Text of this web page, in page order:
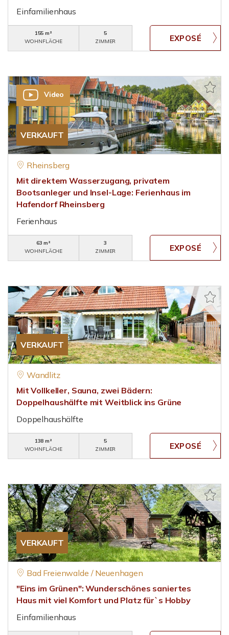
Einfamilienhaus
155 m²
WOHNFLÄCHE
5
ZIMMER
VERKAUFT
Video
Rheinsberg
Mit direktem Wasserzugang, privatem
Bootsanleger und Insel-Lage: Ferienhaus im
Hafendorf Rheinsberg
Ferienhaus
63 m²
WOHNFLÄCHE
3
ZIMMER
VERKAUFT
Wandlitz
Mit Vollkeller, Sauna, zwei Bädern:
Doppelhaushälfte mit Weitblick ins Grüne
Doppelhaushälfte
138 m²
WOHNFLÄCHE
5
ZIMMER
VERKAUFT
Bad Freienwalde / Neuenhagen
"Eins im Grünen": Wunderschönes saniertes
Haus mit viel Komfort und Platz für`s Hobby
Einfamilienhaus